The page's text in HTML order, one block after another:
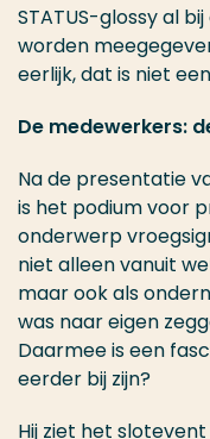
STATUS-glossy al
worden
eerlijk, dat is niet
De medewerkers:
Na de presentatie
is het podium voor
onderwerp
niet alleen vanuit
maar ook als
was naar eigen
Daarmee is een
eerder bij zijn?
Hij ziet het